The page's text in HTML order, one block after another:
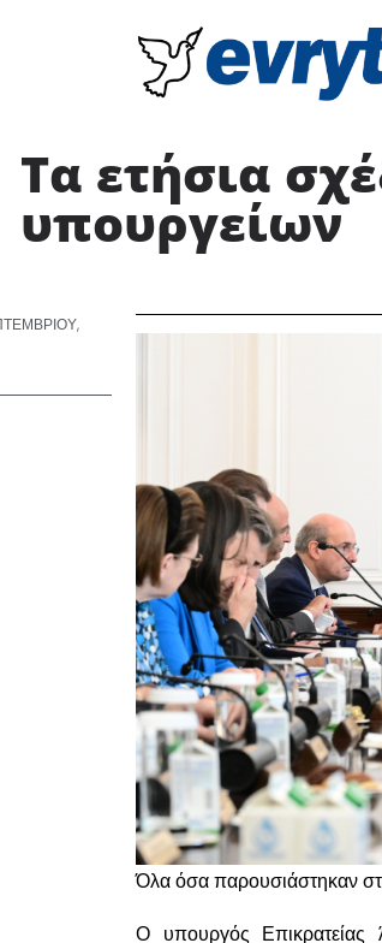
Τα ετήσια
υπουργείων
Όλα όσα παρουσιάστηκαν
Ο υπουργός Επικρατείας